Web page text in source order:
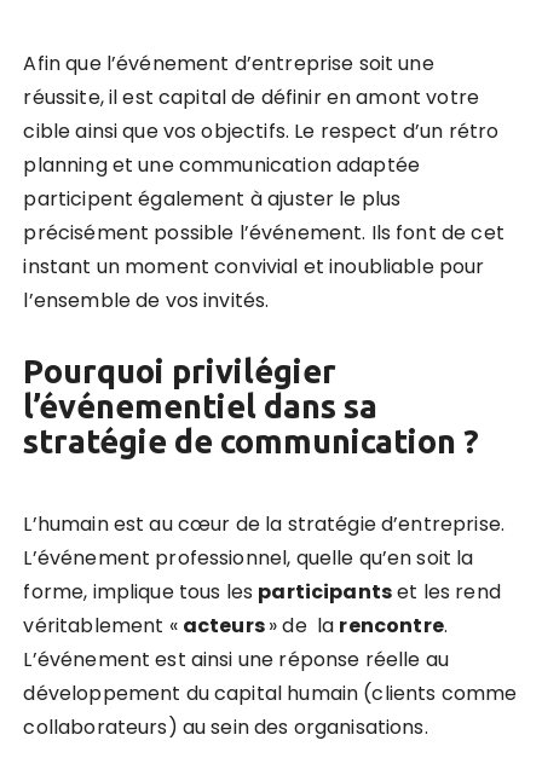
Afin que l’événement d’entreprise soit une
réussite, il est capital de définir en amont votre
cible ainsi que vos objectifs. Le respect d’un rétro
planning et une communication adaptée
participent également à ajuster le plus
précisément possible l’événement. Ils font de cet
instant un moment convivial et inoubliable pour
l’ensemble de vos invités.
Pourquoi privilégier
l’événementiel dans sa
stratégie de communication ?
L’humain est au cœur de la stratégie d’entreprise.
L’événement professionnel, quelle qu’en soit la
forme, implique tous les participantset les rend
véritablement « acteurs» de la rencontre.
L’événement est ainsi une réponse réelle au
développement du capital humain (clients comme
collaborateurs) au sein des organisations.